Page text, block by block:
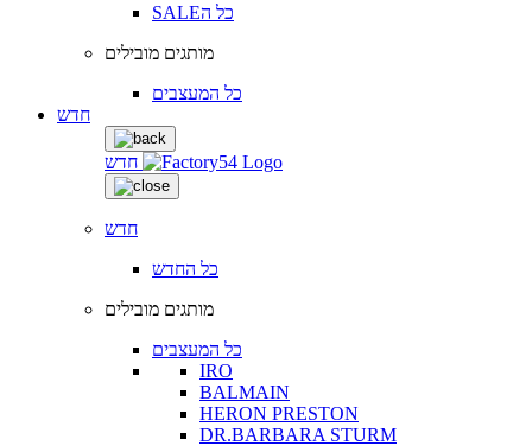
SALEכל ה
מותגים מובילים
כל המעצבים
חדש
חדש
חדש
כל החדש
מותגים מובילים
כל המעצבים
IRO
BALMAIN
HERON PRESTON
DR.BARBARA STURM